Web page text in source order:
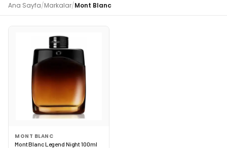
Ana Sayfa/Markalar/Mont Blanc
MONT BLANC
Mont Blanc Legend Night 100ml